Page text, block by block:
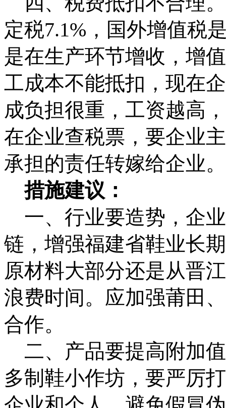
定税7.1% ，国外增值税
是在生产环节增收，增
工成本不能抵扣，现在
成负担很重，工资越高
在企业查税票，要企业
承担的责任转嫁给企业。
措施建议：
一、行业要造势，企
链，增强福建省鞋业长
原材料大部分还是从晋
浪费时间。应加强莆田
合作。
二、产品要提高附加
多制鞋小作坊，要严厉